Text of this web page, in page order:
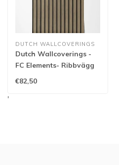
DUTCH WALLCOVERINGS
Dutch Wallcoverings -
FC Elements- Ribbvägg
Walnut - 11930
€82,50
'